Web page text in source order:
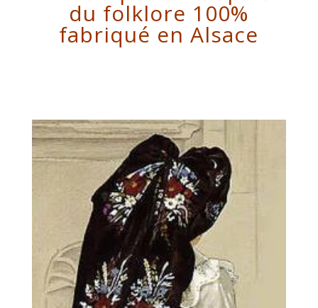
du folklore 100%
fabriqué en Alsace